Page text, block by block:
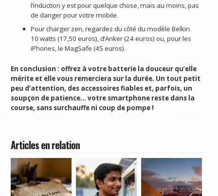
l’induction y est pour quelque chose, mais au moins, pas
de danger pour votre mobile.
Pour charger zen, regardez du côté du modèle Belkin
10 watts (17,50 euros), d’Anker (24 euros) ou, pour les
iPhones, le MagSafe (45 euros).
En conclusion : offrez à votre batterie la douceur qu’elle
mérite et elle vous remerciera sur la durée. Un tout petit
peu d’attention, des accessoires fiables et, parfois, un
soupçon de patience… votre smartphone reste dans la
course, sans surchauffe ni coup de pompe !
Articles en relation